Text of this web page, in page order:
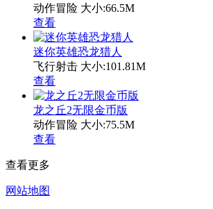
动作冒险 大小:66.5M
查看
迷你英雄恐龙猎人
飞行射击 大小:101.81M
查看
龙之丘2无限金币版
动作冒险 大小:75.5M
查看
查看更多
网站地图